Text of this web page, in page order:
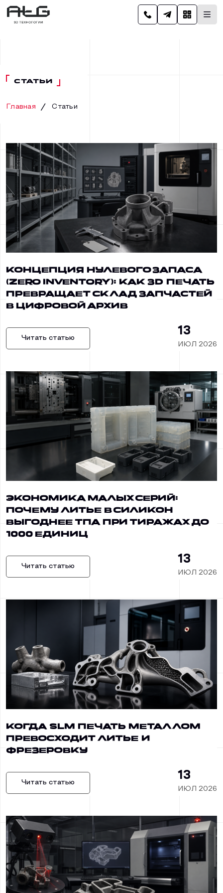
СТАТЬИ
Главная Статьи
Концепция нулевого запаса
(Zero Inventory): как 3D печать
превращает склад запчастей
в цифровой архив
Читать статью
13
ИЮЛ 2026
Экономика малых серий:
почему литье в силикон
выгоднее ТПА при тиражах до
1000 единиц
Читать статью
13
ИЮЛ 2026
Когда SLM печать металлом
превосходит литье и
фрезеровку
Читать статью
13
ИЮЛ 2026